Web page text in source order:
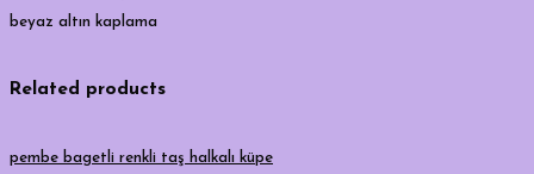
beyaz altın kaplama
Related products
pembe bagetli renkli taş halkalı küpe